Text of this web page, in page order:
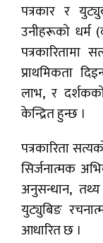
पत्रकार र
उनीहरूको धर्म
पत्रकारितामा
प्राथमिकता
लाभ, र
केन्द्रित हुन्छ ।
पत्रकारिता
सिर्जनात्मक
अनुसन्धान,
युट्युबिङ
आधारित छ ।